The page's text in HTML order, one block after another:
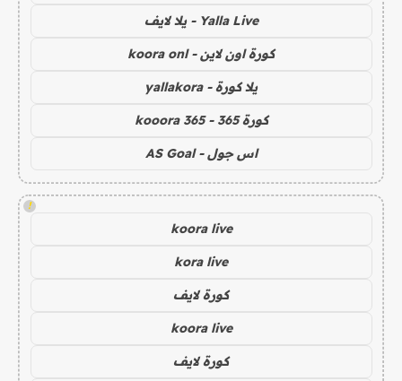
Yalla Live - يلا لايف
كورة اون لاين - koora onl
يلا كورة - yallakora
كورة 365 - kooora 365
اس جول - AS Goal
!
koora live
kora live
كورة لايف
koora live
كورة لايف